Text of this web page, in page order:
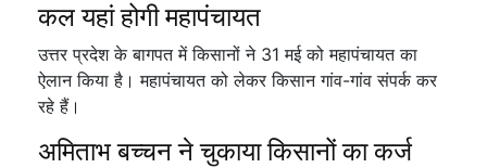
कल यहां होगी महापंचायत
उत्तर प्रदेश के बागपत में किसानों ने 31 मई को महापंचायत का
ऐलान किया है। महापंचायत को लेकर किसान गांव-गांव संपर्क कर
रहे हैं।
अमिताभ बच्चन ने चुकाया किसानों का कर्ज